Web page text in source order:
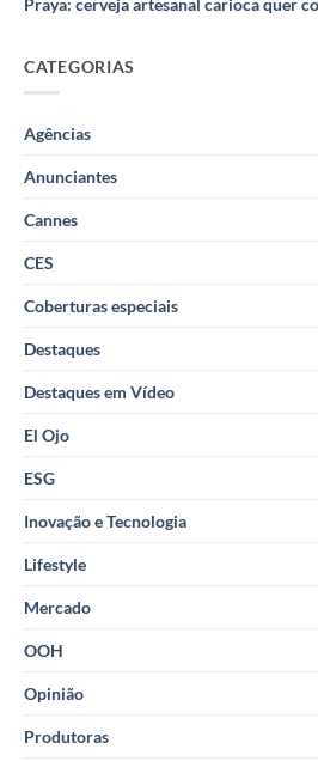
Praya: cerveja artesanal carioca quer
CATEGORIAS
Agências
Anunciantes
Cannes
CES
Coberturas especiais
Destaques
Destaques em Vídeo
El Ojo
ESG
Inovação e Tecnologia
Lifestyle
Mercado
OOH
Opinião
Produtoras